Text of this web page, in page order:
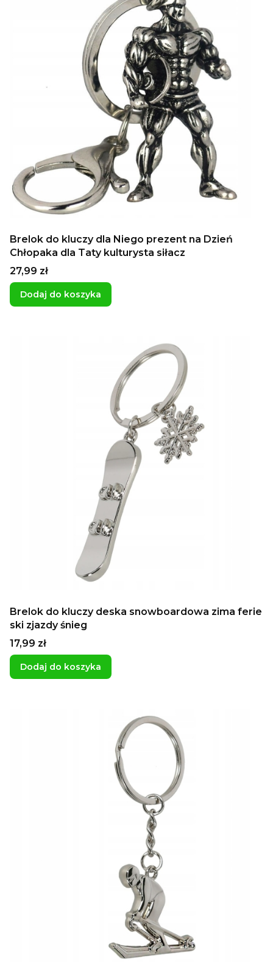
Brelok do kluczy dla Niego prezent na Dzień
Chłopaka dla Taty kulturysta siłacz
Cena
27,99 zł
Dodaj do koszyka
Brelok do kluczy deska snowboardowa zima ferie
ski zjazdy śnieg
Cena
17,99 zł
Dodaj do koszyka